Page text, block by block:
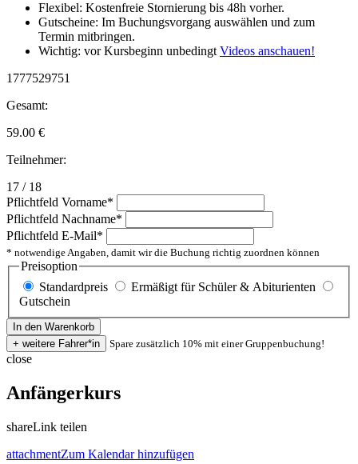
Flexibel: Kostenfreie Stornierung bis 48h vorher.
Gutscheine: Im Buchungsvorgang auswählen und zum
Termin mitbringen.
Wichtig: vor Kursbeginn unbedingt Videos anschauen!
1777529751
Gesamt:
59.00 €
Teilnehmer:
17 / 18
Pflichtfeld Vorname*
Pflichtfeld Nachname*
Pflichtfeld E-Mail*
* notwendige Angaben, damit wir die Buchung richtig zuordnen können
Preisoption
Standardpreis
Ermäßigt für Schüler & Abiturienten
Gutschein
Spare zusätzlich 10% mit einer Gruppenbuchung!
close
Anfängerkurs
shareLink teilen
attachmentZum Kalendar hinzufügen